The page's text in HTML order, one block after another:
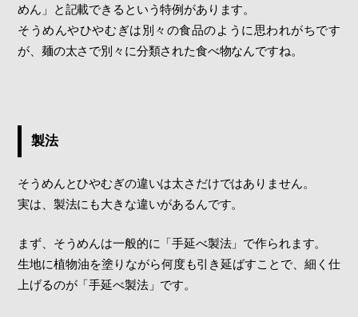
めん」と記載できるという特例があります。
そうめんやひやむぎは別々の食品のように思われがちです
が、麺の太さで別々に分類された食べ物なんですね。
製法
そうめんとひやむぎの違いは太さだけではありません。
実は、製法にも大きな違いがあるんです。
まず、そうめんは一般的に「手延べ製法」で作られます。
生地に植物油を塗りながら何度も引き延ばすことで、細く仕
上げるのが「手延べ製法」です。